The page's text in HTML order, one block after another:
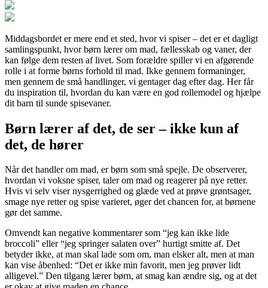
Middagsbordet er mere end et sted, hvor vi spiser – det er et dagligt
samlingspunkt, hvor børn lærer om mad, fællesskab og vaner, der
kan følge dem resten af livet. Som forældre spiller vi en afgørende
rolle i at forme børns forhold til mad. Ikke gennem formaninger,
men gennem de små handlinger, vi gentager dag efter dag. Her får
du inspiration til, hvordan du kan være en god rollemodel og hjælpe
dit barn til sunde spisevaner.
Børn lærer af det, de ser – ikke kun af
det, de hører
Når det handler om mad, er børn som små spejle. De observerer,
hvordan vi voksne spiser, taler om mad og reagerer på nye retter.
Hvis vi selv viser nysgerrighed og glæde ved at prøve grøntsager,
smage nye retter og spise varieret, øger det chancen for, at børnene
gør det samme.
Omvendt kan negative kommentarer som “jeg kan ikke lide
broccoli” eller “jeg springer salaten over” hurtigt smitte af. Det
betyder ikke, at man skal lade som om, man elsker alt, men at man
kan vise åbenhed: “Det er ikke min favorit, men jeg prøver lidt
alligevel.” Den tilgang lærer børn, at smag kan ændre sig, og at det